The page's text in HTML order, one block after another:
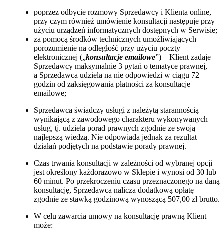
poprzez odbycie rozmowy Sprzedawcy i Klienta online,
przy czym również umówienie konsultacji następuje przy
użyciu urządzeń informatycznych dostępnych w Serwisie;
za pomocą środków technicznych umożliwiających
porozumienie na odległość przy użyciu poczty
elektronicznej („konsultacje emailowe”) – Klient zadaje
Sprzedawcy maksymalnie 3 pytań o tematyce prawnej,
a Sprzedawca udziela na nie odpowiedzi w ciągu 72
godzin od zaksięgowania płatności za konsultacje
emailowe;
Sprzedawca świadczy usługi z należytą starannością
wynikającą z zawodowego charakteru wykonywanych
usług, tj. udziela porad prawnych zgodnie ze swoją
najlepszą wiedzą. Nie odpowiada jednak za rezultat
działań podjętych na podstawie porady prawnej.
Czas trwania konsultacji w zależności od wybranej opcji
jest określony każdorazowo w Sklepie i wynosi od 30 lub
60 minut. Po przekroczeniu czasu przeznaczonego na daną
konsultację, Sprzedawca nalicza dodatkową opłatę
zgodnie ze stawką godzinową wynoszącą 507,00 zł brutto.
W celu zawarcia umowy na konsultację prawną Klient
może: